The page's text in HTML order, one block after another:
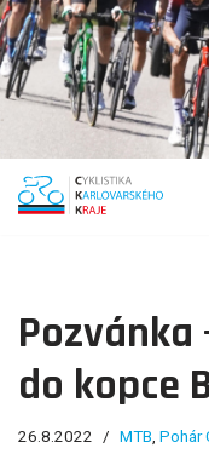
Přeskočit
na
Pozvánka
do kopce
26.8.2022 MTB Pohár